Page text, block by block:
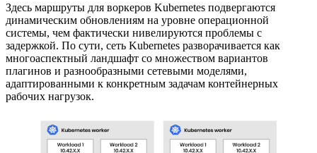
Здесь маршруты для воркеров Kubernetes подвергаются
динамическим обновлениям на уровне операционной
системы, чем фактически нивелируются проблемы с
задержкой. По сути, сеть Kubernetes разворачивается как
многоаспектный ландшафт со множеством вариантов
плагинов и разнообразными сетевыми моделями,
адаптированными к конкретным задачам контейнерных
рабочих нагрузок.